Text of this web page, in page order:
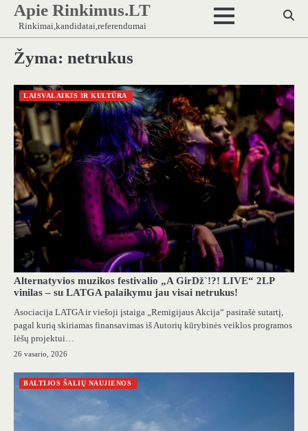
Skip
content
Apie Rinkimus.LT
Rinkimai,kandidatai,referendumai
Žyma: netrukus
LAISVALAIKIS IR KULTŪRA
Alternatyvios muzikos festivalio „A GirDž`!?! LIVE“ 2LP
vinilas – su LATGA palaikymu jau visai netrukus!
Asociacija LATGA ir viešoji įstaiga „Remigijaus Akcija“ pasirašė sutartį,
pagal kurią skiriamas finansavimas iš Autorių kūrybinės veiklos programos
lėšų projektui…
26 vasario, 2026
BALTIJOS ŠALIŲ NAUJIENOS